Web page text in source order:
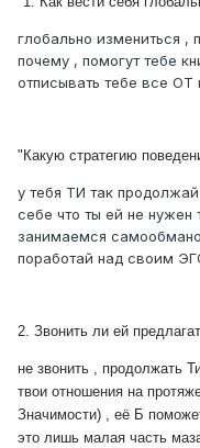
глобально измениться ,
почему , помогут тебе
отписывать тебе все ОТ
"Какую стратегию
у тебя ТИ так
себе что ты ей не нужен
занимаемся
поработай над своим
2. Звонить ли ей
не звонить , продолжать
твои отношения на
Значимости) , её Б
это лишь малая часть